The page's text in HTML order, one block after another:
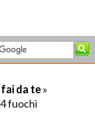
da te»
fuochi